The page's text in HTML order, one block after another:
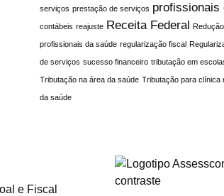
serviços prestação de serviços profissionais
contábeis reajuste Receita Federal
profissionais da saúde regularização fiscal
de serviços sucesso financeiro tributação em
Tributação na área da saúde Tributação para clínica
da saúde
e Fiscal